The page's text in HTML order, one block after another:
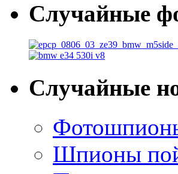
Случайные
Случайные
Шпионы